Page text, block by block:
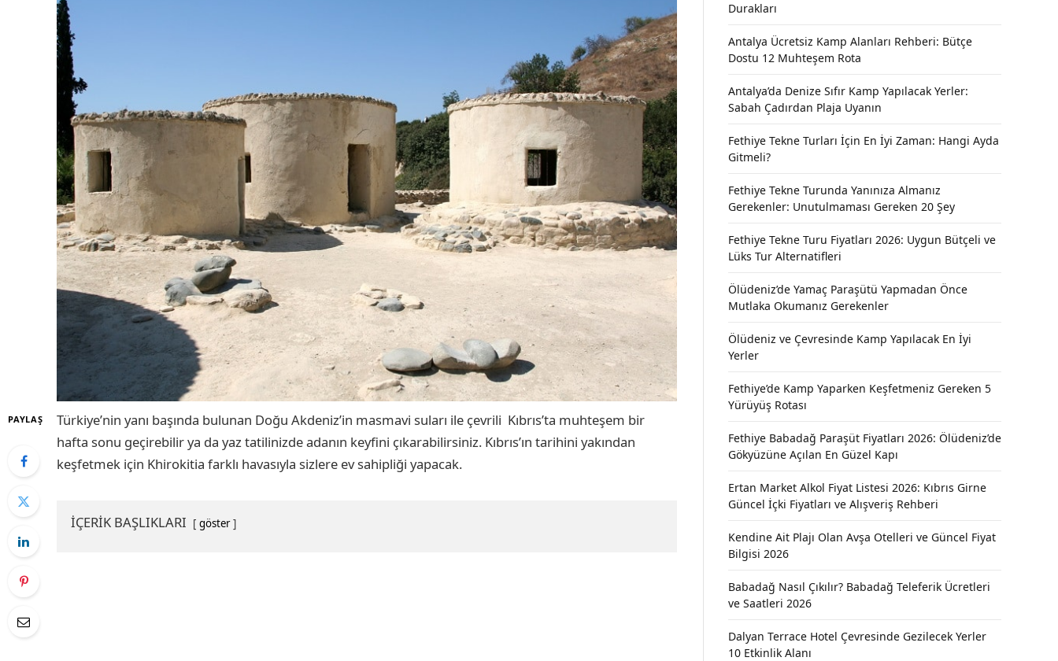
PAYLAŞ
Türkiye’nin yanı başında bulunan Doğu Akdeniz’in masmavi suları ile çevrili Kıbrıs’ta muhteşem bir
hafta sonu geçirebilir ya da yaz tatilinizde adanın keyfini çıkarabilirsiniz. Kıbrıs’ın tarihini yakından
keşfetmek için Khirokitia farklı havasıyla sizlere ev sahipliği yapacak.
İÇERİK BAŞLIKLARI göster
Durakları
Antalya Ücretsiz Kamp Alanları Rehberi: Bütçe
Dostu 12 Muhteşem Rota
Antalya’da Denize Sıfır Kamp Yapılacak Yerler:
Sabah Çadırdan Plaja Uyanın
Fethiye Tekne Turları İçin En İyi Zaman: Hangi Ayda
Gitmeli?
Fethiye Tekne Turunda Yanınıza Almanız
Gerekenler: Unutulmaması Gereken 20 Şey
Fethiye Tekne Turu Fiyatları 2026: Uygun Bütçeli ve
Lüks Tur Alternatifleri
Ölüdeniz’de Yamaç Paraşütü Yapmadan Önce
Mutlaka Okumanız Gerekenler
Ölüdeniz ve Çevresinde Kamp Yapılacak En İyi
Yerler
Fethiye’de Kamp Yaparken Keşfetmeniz Gereken 5
Yürüyüş Rotası
Fethiye Babadağ Paraşüt Fiyatları 2026: Ölüdeniz’de
Gökyüzüne Açılan En Güzel Kapı
Ertan Market Alkol Fiyat Listesi 2026: Kıbrıs Girne
Güncel İçki Fiyatları ve Alışveriş Rehberi
Kendine Ait Plajı Olan Avşa Otelleri ve Güncel Fiyat
Bilgisi 2026
Babadağ Nasıl Çıkılır? Babadağ Teleferik Ücretleri
ve Saatleri 2026
Dalyan Terrace Hotel Çevresinde Gezilecek Yerler
10 Etkinlik Alanı